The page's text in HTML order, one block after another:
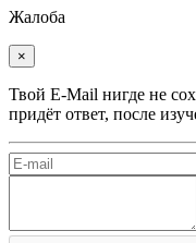
Жалоба
×
Твой E-Mail нигде не
придёт ответ, после